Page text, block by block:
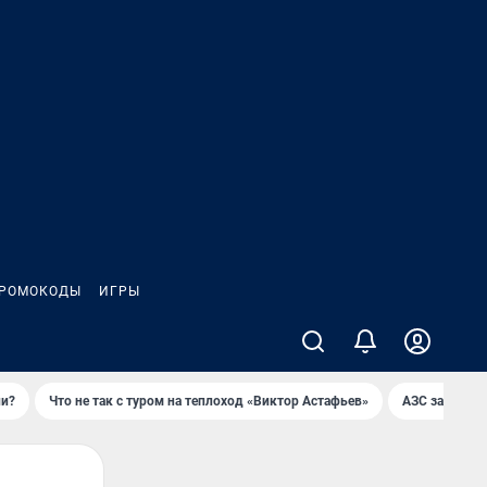
ИГРЫ
Что не так с туром на теплоход «Виктор Астафьев» AЗС